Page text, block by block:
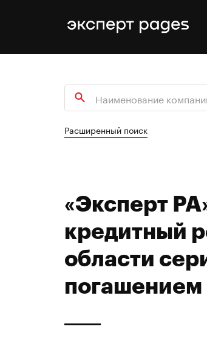
Расширенный поиск
«Эксперт
кредитный
области
погашением